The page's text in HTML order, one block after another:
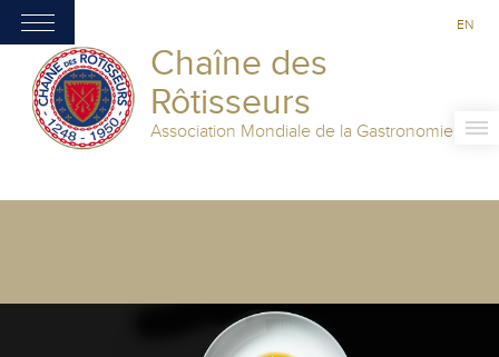
Chaîne des
Rôtisseurs
Association Mondiale de la Gastronomie
EN